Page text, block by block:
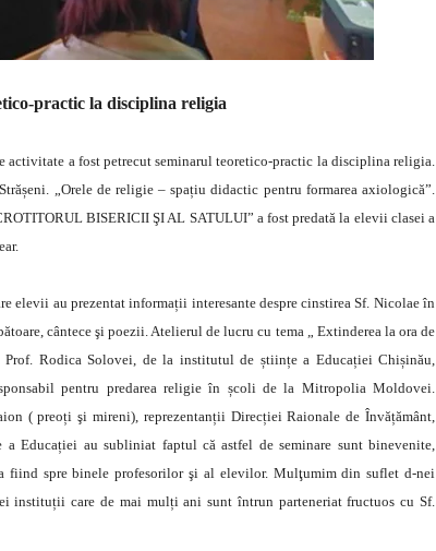
practic la disciplina religia
a fost petrecut seminarul teoretico-practic la disciplina religia.
„Orele de religie – spațiu didactic pentru formarea axiologică”.
BISERICII ŞI AL SATULUI” a fost predată la elevii clasei a
elevii au prezentat informații interesante despre cinstirea Sf. Nicolae în
cântece şi poezii. Atelierul de lucru cu tema „ Extinderea la ora de
Rodica Solovei, de la institutul de științe a Educației Chișinău,
pentru predarea religie în școli de la Mitropolia Moldovei.
( preoți şi mireni), reprezentanții Direcției Raionale de Învățământ,
Educației au subliniat faptul că astfel de seminare sunt binevenite,
fiind spre binele profesorilor şi al elevilor. Mulţumim din suflet d-nei
instituții care de mai mulți ani sunt întrun parteneriat fructuos cu Sf.